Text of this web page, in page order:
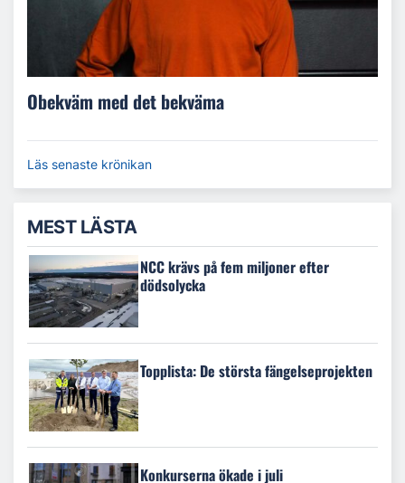
Obekväm med det bekväma
Läs senaste krönikan
MEST LÄSTA
NCC krävs på fem miljoner efter
dödsolycka
Topplista: De största fängelseprojekten
Konkurserna ökade i juli